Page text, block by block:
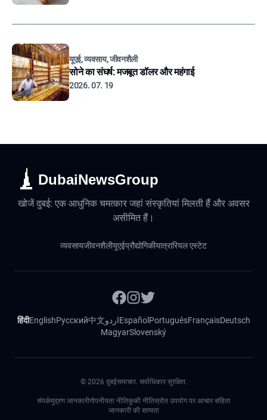
यूएई, व्यवसाय, जीवनशैली
सोने का संघर्ष: मजबूत डॉलर और महंगाई
2026. 07. 19
DubaiNewsGroup
खोजें दुबई: एक आधुनिक चमत्कार जहां संस्कृतियां मिलती हैं और अवसर
असीमित हैं।
व्यवसायजीवनशैलीयूएईप्रौद्योगिकीयात्रारियल एस्टेट
हिंदीEnglishРусский中文اردوEspañol PortuguêsFrançaisDeutsch
MagyarSlovenský
© 2026 दुबईसमाचार. सर्वाधिकार सुरक्षित.
संपर्कमुद्रण जानकारीगोपनीयता नीतिकुकी नीतिस्रोत उपयोग पर आचार संहिता
जानकारी की सत्यता